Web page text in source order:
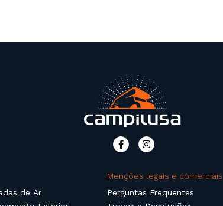
de Ar
Menções legais e comerciais
Perguntas Frequentes